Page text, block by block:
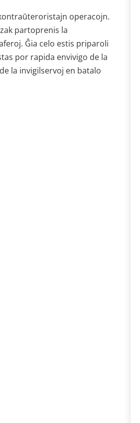
operacojn.
partoprenis la
Ĝia celo estis priparoli
por rapida envivigo de la
la invigilservoj en batalo